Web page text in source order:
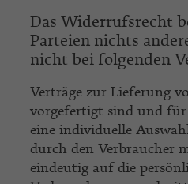
Das Widerrufsrecht
Parteien nichts
nicht bei folgenden
Verträge zur Lieferung
vorgefertigt sind und für
eine individuelle
durch den Verbraucher
eindeutig auf die